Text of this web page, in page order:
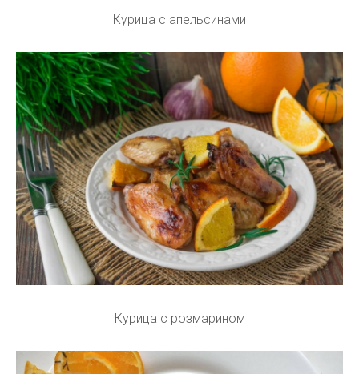
Курица с апельсинами
Курица с розмарином